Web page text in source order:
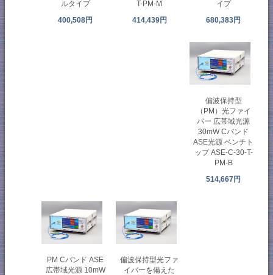
ルタイプ
400,508円
T-PM-M
414,439円
イプ
680,383円
偏波保持型
（PM）光ファイ
バー 広帯域光源
30mW Cバンド
ASE光源 ベンチト
ップ ASE-C-30-T-
PM-B
514,667円
PM Cバンド ASE
広帯域光源 10mW
偏波保持型光ファ
イバーを備えた